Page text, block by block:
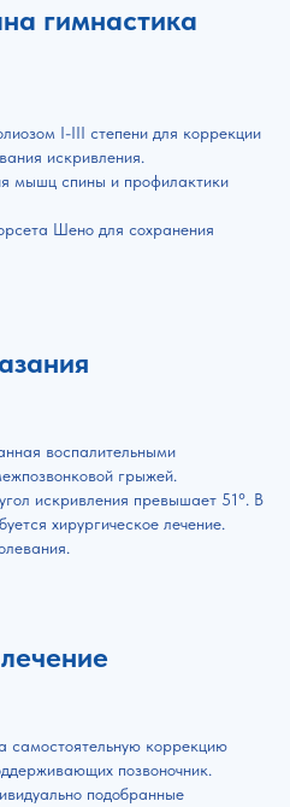
гимнастика
I-III степени для коррекции
искривления.
мышц спины и профилактики
Шено для сохранения
воспалительными
грыжей.
искривления превышает 51°. В
хирургическое лечение.
самостоятельную коррекцию
позвоночник.
подобранные